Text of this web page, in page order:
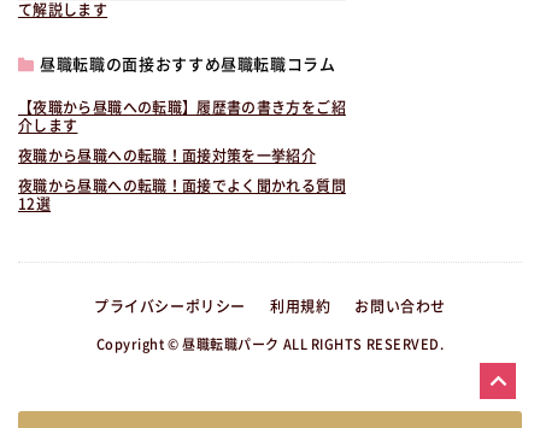
て解説します
昼職転職の面接おすすめ昼職転職コラム
【夜職から昼職への転職】履歴書の書き方をご紹
介します
夜職から昼職への転職！面接対策を一挙紹介
夜職から昼職への転職！面接でよく聞かれる質問
12選
プライバシーポリシー 利用規約 お問い合わせ
Copyright © 昼職転職パーク ALL RIGHTS RESERVED.